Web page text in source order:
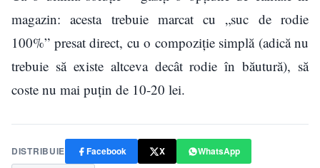
magazin: acesta trebuie marcat cu „suc de rodie
100%” presat direct, cu o compoziție simplă (adică nu
trebuie să existe altceva decât rodie în băutură), să
coste nu mai puțin de 10-20 lei.
DISTRIBUIE Facebook X
WhatsApp